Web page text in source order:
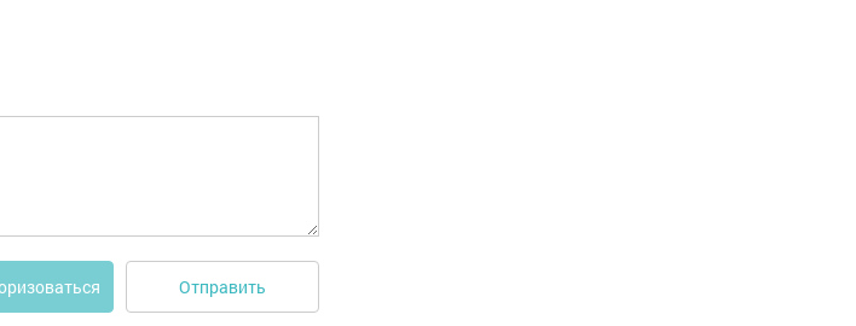
Отправить